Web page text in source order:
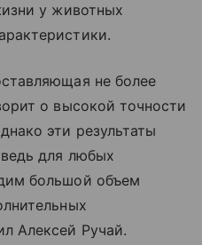
у животных
не более
о высокой точности
эти результаты
для любых
большой объем
Алексей Ручай.